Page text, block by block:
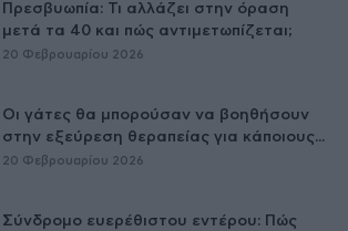
Πρεσβυωπία: Τι αλλάζει στην όραση
μετά τα 40 και πώς αντιμετωπίζεται;
20 Φεβρουαρίου 2026
Οι γάτες θα μπορούσαν να βοηθήσουν
στην εξεύρεση θεραπείας για κάποιους...
20 Φεβρουαρίου 2026
Σύνδρομο ευερέθιστου εντέρου: Πώς